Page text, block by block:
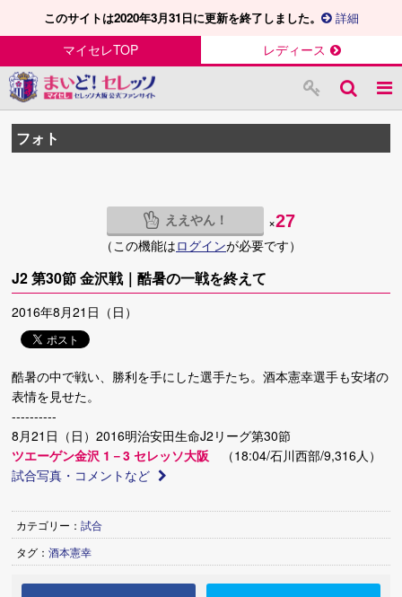
このサイトは2020年3月31日に更新を終了しました。 詳細
マイセレTOP レディース
フォト
ええやん！ ×27
（この機能はログインが必要です）
J2 第30節 金沢戦｜酷暑の一戦を終えて
2016年8月21日（日）
酷暑の中で戦い、勝利を手にした選手たち。酒本憲幸選手も安堵の
表情を見せた。
----------
8月21日（日）2016明治安田生命J2リーグ第30節
ツエーゲン金沢 1－3 セレッソ大阪 （18:04/石川西部/9,316人）
試合写真・コメントなど
カテゴリー：試合
タグ：酒本憲幸